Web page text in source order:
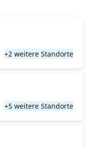
+2 weitere Standorte
+5 weitere Standorte